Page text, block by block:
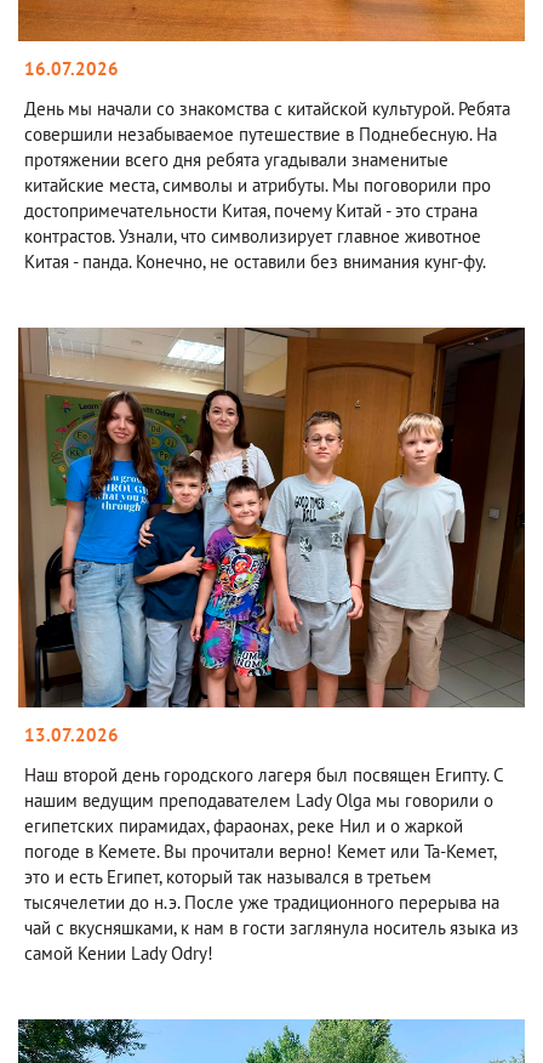
16.07.2026
День мы начали со знакомства с китайской культурой. Ребята
совершили незабываемое путешествие в Поднебесную. На
протяжении всего дня ребята угадывали знаменитые
китайские места, символы и атрибуты. Мы поговорили про
достопримечательности Китая, почему Китай - это страна
контрастов. Узнали, что символизирует главное животное
Китая - панда. Конечно, не оставили без внимания кунг-фу.
13.07.2026
Наш второй день городского лагеря был посвящен Египту. С
нашим ведущим преподавателем Lady Olga мы говорили о
египетских пирамидах, фараонах, реке Нил и о жаркой
погоде в Кемете. Вы прочитали верно! Кемет или Та-Кемет,
это и есть Египет, который так назывался в третьем
тысячелетии до н.э. После уже традиционного перерыва на
чай с вкусняшками, к нам в гости заглянула носитель языка из
самой Кении Lady Odry!